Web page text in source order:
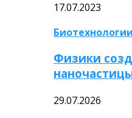
17.07.2023
Биотехнологии
Физики
29.07.2026